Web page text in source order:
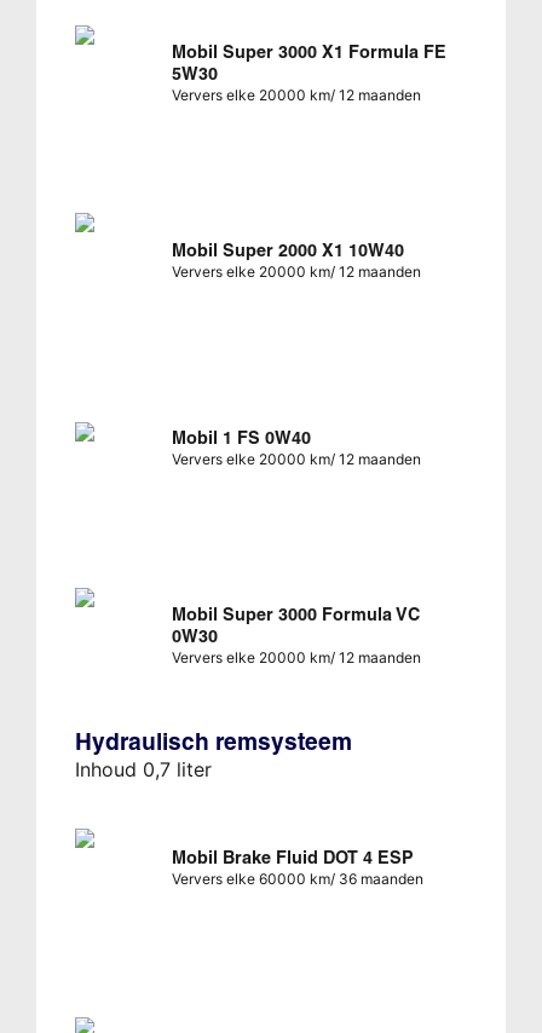
Mobil Super 3000 X1 Formula FE
5W30
Ververs elke 20000 km/ 12 maanden
Mobil Super 2000 X1 10W40
Ververs elke 20000 km/ 12 maanden
Mobil 1 FS 0W40
Ververs elke 20000 km/ 12 maanden
Mobil Super 3000 Formula VC
0W30
Ververs elke 20000 km/ 12 maanden
Hydraulisch remsysteem
Inhoud 0,7 liter
Mobil Brake Fluid DOT 4 ESP
Ververs elke 60000 km/ 36 maanden